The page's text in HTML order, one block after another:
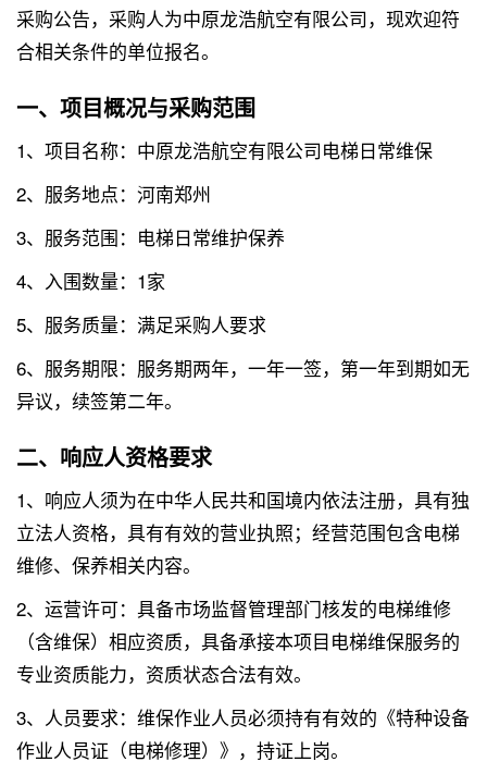
采购公告，采购人为中原龙浩航空有限公司，现欢迎符
合相关条件的单位报名。
一、项目概况与采购范围
1、项目名称：中原龙浩航空有限公司电梯日常维保
2、服务地点：河南郑州
3、服务范围：电梯日常维护保养
4、入围数量：1家
5、服务质量：满足采购人要求
6、服务期限：服务期两年，一年一签，第一年到期如无
异议，续签第二年。
二、响应人资格要求
1、响应人须为在中华人民共和国境内依法注册，具有独
立法人资格，具有有效的营业执照；经营范围包含电梯
维修、保养相关内容。
2、运营许可：具备市场监督管理部门核发的电梯维修
（含维保）相应资质，具备承接本项目电梯维保服务的
专业资质能力，资质状态合法有效。
3、人员要求：维保作业人员必须持有有效的《特种设备
作业人员证（电梯修理）》，持证上岗。